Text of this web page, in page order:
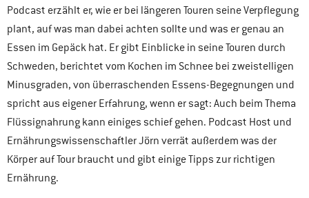
Podcast erzählt er, wie er bei längeren Touren seine Verpflegung
plant, auf was man dabei achten sollte und was er genau an
Essen im Gepäck hat. Er gibt Einblicke in seine Touren durch
Schweden, berichtet vom Kochen im Schnee bei zweistelligen
Minusgraden, von überraschenden Essens-Begegnungen und
spricht aus eigener Erfahrung, wenn er sagt: Auch beim Thema
Flüssignahrung kann einiges schief gehen. Podcast Host und
Ernährungswissenschaftler Jörn verrät außerdem was der
Körper auf Tour braucht und gibt einige Tipps zur richtigen
Ernährung.